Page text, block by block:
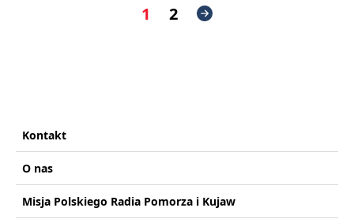
1 2
Kontakt
O nas
Misja Polskiego Radia Pomorza i Kujaw